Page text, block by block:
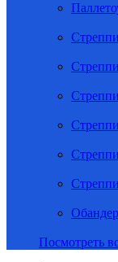
Посмотреть